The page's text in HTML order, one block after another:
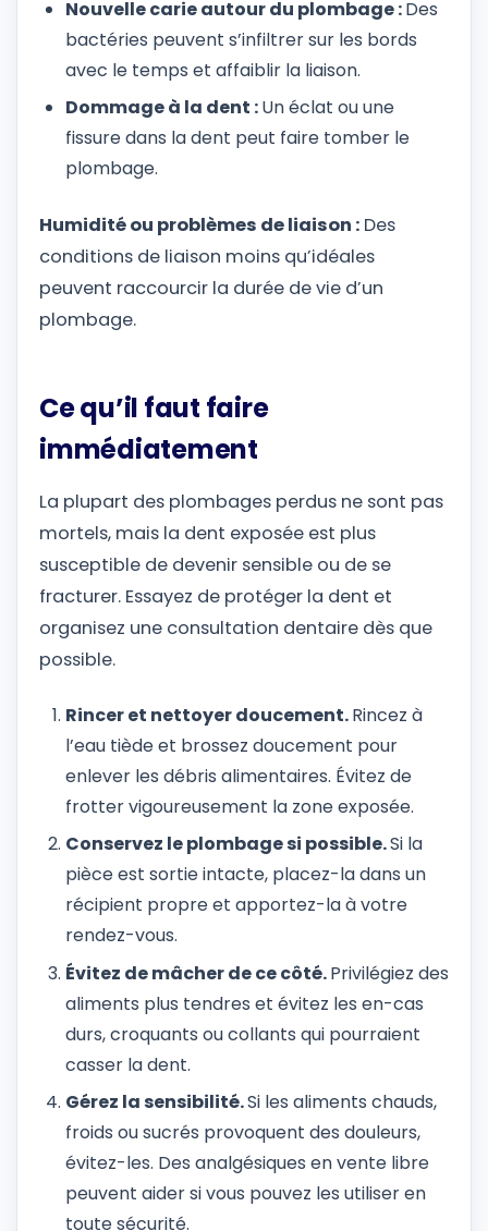
Nouvelle carie autour du plombage :Des
bactéries peuvent s’infiltrer sur les bords
avec le temps et affaiblir la liaison.
Dommage à la dent :Un éclat ou une
fissure dans la dent peut faire tomber le
plombage.
Humidité ou problèmes de liaison : Des
conditions de liaison moins qu’idéales
peuvent raccourcir la durée de vie d’un
plombage.
Ce qu’il faut faire
immédiatement
La plupart des plombages perdus ne sont pas
mortels, mais la dent exposée est plus
susceptible de devenir sensible ou de se
fracturer. Essayez de protéger la dent et
organisez une consultation dentaire dès que
possible.
Rincer et nettoyer doucement.Rincez à
l’eau tiède et brossez doucement pour
enlever les débris alimentaires. Évitez de
frotter vigoureusement la zone exposée.
Conservez le plombage si possible.Si la
pièce est sortie intacte, placez-la dans un
récipient propre et apportez-la à votre
rendez-vous.
Évitez de mâcher de ce côté.Privilégiez des
aliments plus tendres et évitez les en-cas
durs, croquants ou collants qui pourraient
casser la dent.
Gérez la sensibilité.Si les aliments chauds,
froids ou sucrés provoquent des douleurs,
évitez-les. Des analgésiques en vente libre
peuvent aider si vous pouvez les utiliser en
toute sécurité.